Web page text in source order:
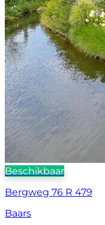
Beschikbaar
Bergweg 76 R 479
Baars